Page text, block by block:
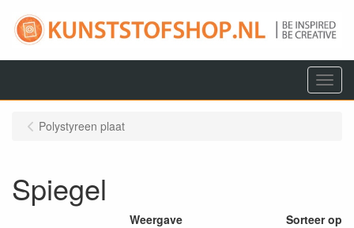
Menu
Polystyreen plaat
Spiegel
Weergave Sorteer op